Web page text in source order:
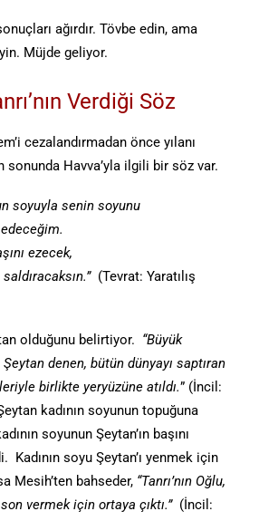
ağırdır. Tövbe edin, ama
Müjde geliyor.
Verdiği Söz
cezalandırmadan önce yılanı
sonunda Havva’yla ilgili bir söz var.
soyuyla senin soyunu
ezecek,
(Tevrat: Yaratılış
olduğunu belirtiyor. “Büyük
denen, bütün dünyayı saptıran
birlikte yeryüzüne atıldı.” (İncil:
kadının soyunun topuğuna
soyunun Şeytan’ın başını
Kadının soyu Şeytan’ı yenmek için
Mesih’ten bahseder, “Tanrı’nın Oğlu,
vermek için ortaya çıktı.” (İncil: